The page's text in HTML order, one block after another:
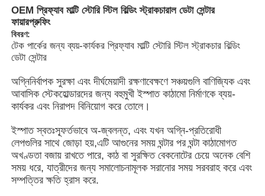
বাড়ি
OEM প্রিফ্যাব মাল্টি স্টোরি স্টিল বিল্ডিং স্ট্রাকচারাল ডেটা সেন্টার
ফায়ারপ্রুফিং
বিবরণ:
টেক পার্কের জন্য ব্যয়-কার্যকর প্রিফ্যাব মাল্টি স্টোরি স্টিল স্ট্রাকচার বিল্ডিং
ডেটা সেন্টার
অগ্নিনির্বাপক সুরক্ষা এবং দীর্ঘমেয়াদী রক্ষণাবেক্ষণে সঞ্চয়গুলি বাণিজ্যিক এবং
আবাসিক স্টেকহোল্ডারদের জন্য বহুমুখী ইস্পাত কাঠামো নির্মাণকে ব্যয়-
কার্যকর এবং নিরাপদ বিনিয়োগ করে তোলে।
ইস্পাত স্বতঃস্ফূর্তভাবে অ-জ্বলন্ত, এবং যখন অগ্নি-প্রতিরোধী
লেপগুলির সাথে জোড়া হয়,এটি আগুনের সময় ঘন্টার পর ঘন্টা কাঠামোগত
অখণ্ডতা বজায় রাখতে পারে, কাঠ বা সুরক্ষিত বেকনোটের চেয়ে অনেক বেশি
সময় ধরে, যাত্রীদের জন্য সমালোচনামূলক সরানোর সময় সরবরাহ করে এবং
সম্পত্তির ক্ষতি হ্রাস করে.